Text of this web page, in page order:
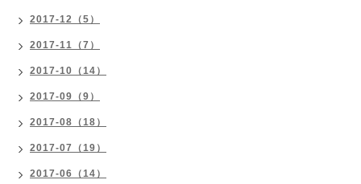
2017-12（5）
2017-11（7）
2017-10（14）
2017-09（9）
2017-08（18）
2017-07（19）
2017-06（14）